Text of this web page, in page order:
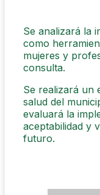
Se analizará la
como
mujeres y
consulta.
Se realizará un
salud del
evaluará la
aceptabilidad y
futuro.